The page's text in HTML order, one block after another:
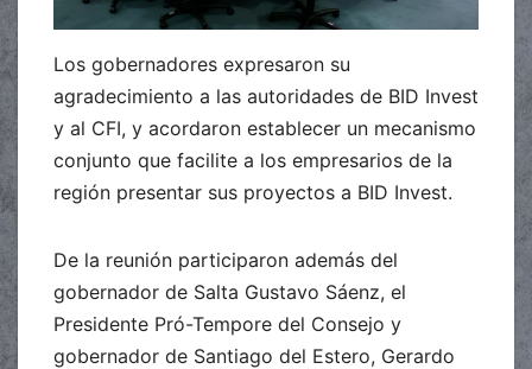
Los gobernadores expresaron su
agradecimiento a las autoridades de BID Invest
y al CFI, y acordaron establecer un mecanismo
conjunto que facilite a los empresarios de la
región presentar sus proyectos a BID Invest.
De la reunión participaron además del
gobernador de Salta Gustavo Sáenz, el
Presidente Pró-Tempore del Consejo y
gobernador de Santiago del Estero, Gerardo